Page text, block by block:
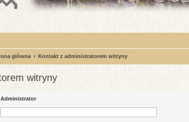
główna Kontakt z administratorem witryny
witryny
Administrator